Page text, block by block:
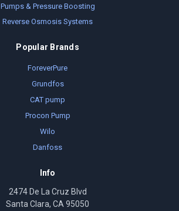
Pumps & Pressure Boosting
Reverse Osmosis Systems
Popular Brands
ForeverPure
Grundfos
CAT pump
Procon Pump
Wilo
Danfoss
Info
2474 De La Cruz Blvd
Santa Clara, CA 95050